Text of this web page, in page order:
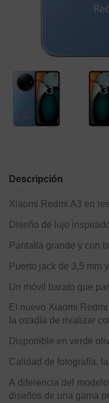
Descripción
Xiaomi Redmi A3 en
Diseño de lujo
Pantalla grande y con
Puerto jack de 3,5 mm
Un móvil barato que
El nuevo Xiaomi
la osadía de rivalizar
Disponible en verde
Calidad de fotografía,
A diferencia del
diseños de una gama